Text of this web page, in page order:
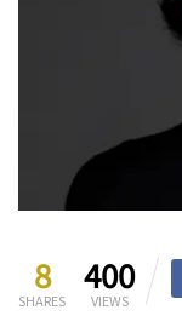
8
SHARES
400
VIEWS